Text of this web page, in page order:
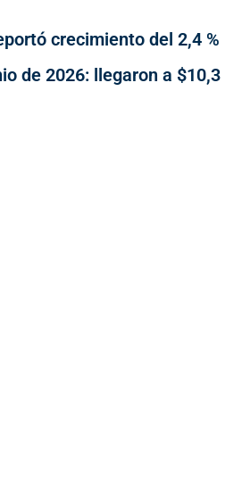
crecimiento del 2,4 %
de 2026: llegaron a $10,3